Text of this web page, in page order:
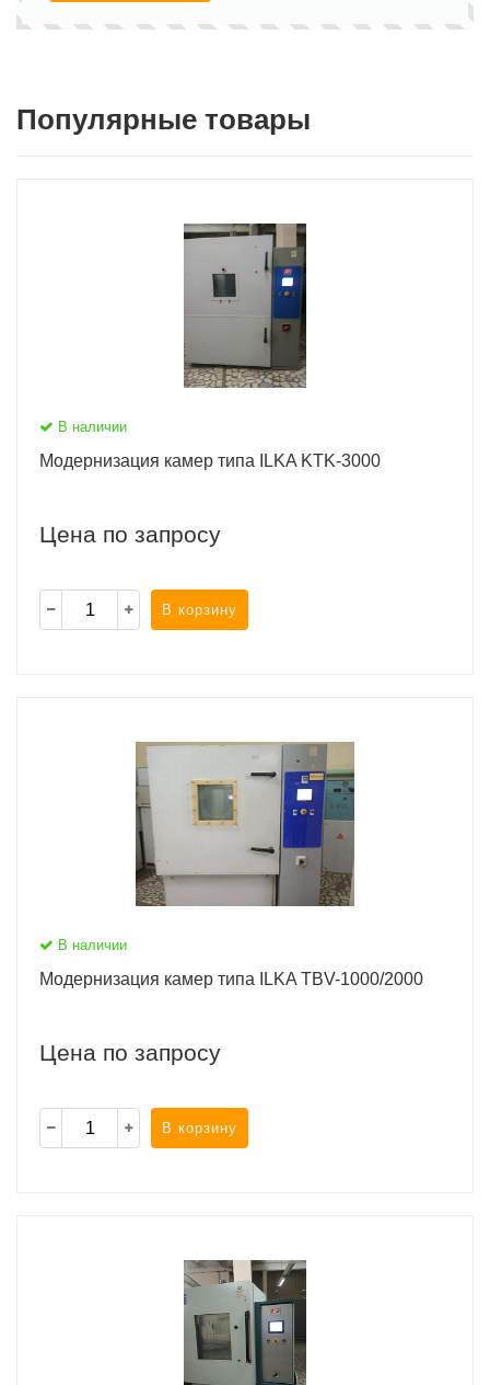
Популярные товары
В наличии
Модернизация камер типа ILKA KTK-3000
Цена по запросу
В корзину
В наличии
Модернизация камер типа ILKA TBV-1000/2000
Цена по запросу
В корзину